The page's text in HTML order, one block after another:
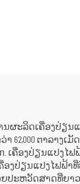
ານຜະລິດເຄື່ອງປ່ຽນ
62,000 ຕາລາງເ
ຄື່ອງປ່ຽນແປງໄຟ
ອງເຄື່ອງປ່ຽນແປງໄ
ດ ດ້ວຍປະຫວັດສາດ